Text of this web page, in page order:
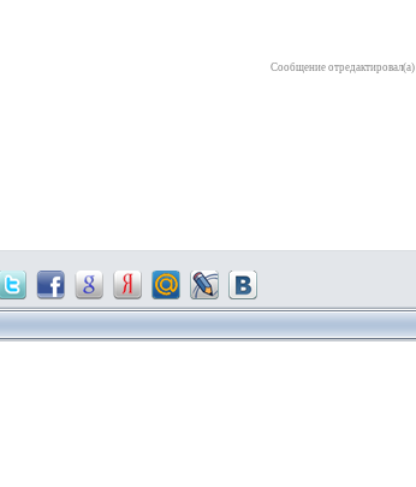
Сообщение отредактировал(а)